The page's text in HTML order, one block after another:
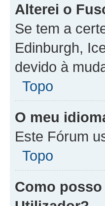
Alterei o
Se tem a
Edinburgh,
devido à
Topo
O meu
Este Fórum
Topo
Como